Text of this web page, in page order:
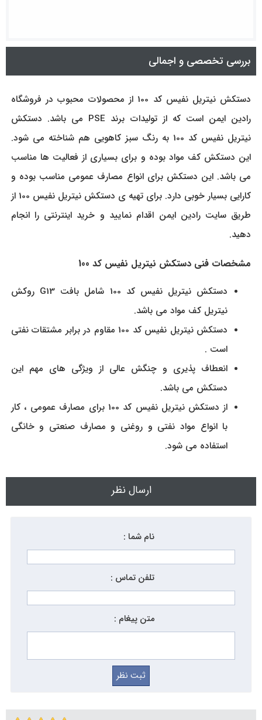
بررسی تخصصی و اجمالی
دستکش نیتریل نفیس کد 100 از محصولات محبوب در فروشگاه
رادین ایمن است که از تولیدات برند PSE می باشد. دستکش
نیتریل نفیس کد 100 به رنگ سبز کاهویی هم شناخته می شود.
این دستکش کف مواد بوده و برای بسیاری از فعالیت ها مناسب
می باشد. این دستکش برای انواع مصارف عمومی مناسب بوده و
کارایی بسیار خوبی دارد. برای تهیه ی دستکش نیتریل نفیس 100 از
طریق سایت رادین ایمن اقدام نمایید و خرید اینترنتی را انجام
دهید.
مشخصات فنی دستکش نیتریل نفیس کد 100
دستکش نیتریل نفیس کد 100 شامل بافت G13 روکش
نيتريل کف مواد می باشد.
دستکش نیتریل نفیس کد 100 مقاوم در برابر مشتقات نفتی
است .
انعطاف پذيری و چنگش عالی از ویژگی های مهم این
دستکش می باشد.
از دستکش نیتریل نفیس کد 100 برای مصارف عمومی ، کار
با انواع مواد نفتی و روغنی و مصارف صنعتی و خانگی
استفاده می شود.
ارسال نظر
نام شما :
تلفن تماس :
متن پیغام :